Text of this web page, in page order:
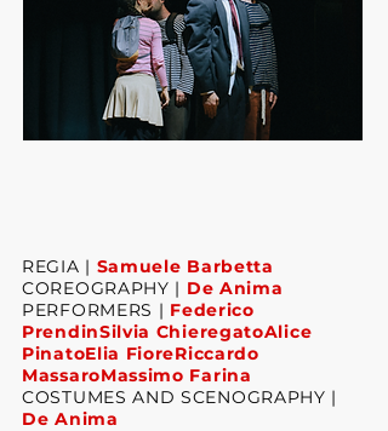
REGIA | Samuele Barbetta
COREOGRAPHY | De Anima
PERFORMERS | Federico
PrendinSilvia ChieregatoAlice
PinatoElia FioreRiccardo
MassaroMassimo Farina
COSTUMES AND SCENOGRAPHY |
De Anima